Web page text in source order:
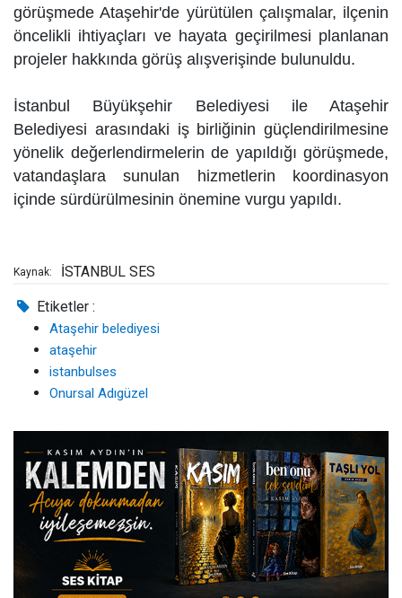
görüşmede Ataşehir'de yürütülen çalışmalar, ilçenin
öncelikli ihtiyaçları ve hayata geçirilmesi planlanan
projeler hakkında görüş alışverişinde bulunuldu.
İstanbul Büyükşehir Belediyesi ile Ataşehir
Belediyesi arasındaki iş birliğinin güçlendirilmesine
yönelik değerlendirmelerin de yapıldığı görüşmede,
vatandaşlara sunulan hizmetlerin koordinasyon
içinde sürdürülmesinin önemine vurgu yapıldı.
Kaynak: İSTANBUL SES
Etiketler :
Ataşehir belediyesi
ataşehir
istanbulses
Onursal Adıgüzel